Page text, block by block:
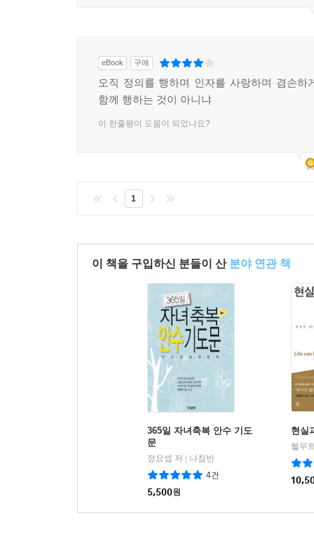
eBook 구매
오직 정의를 행하며 인자를 사랑하며 겸손하
함께 행하는 것이 아니냐
이 한줄평이 도움이 되었나요?
1
이 책을 구입하신 분들이 산 분야 연관 책
365일 자녀축복 안수 기도
문
정요셉 저 | 나침반
4건
5,500원
현실
헬무